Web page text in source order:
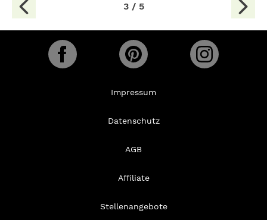
3 / 5
Impressum
Datenschutz
AGB
Affiliate
Stellenangebote